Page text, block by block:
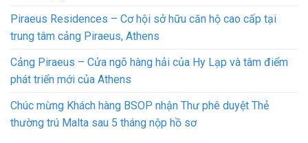
Piraeus Residences – Cơ hội sở hữu căn hộ cao cấp tại
trung tâm cảng Piraeus, Athens
Cảng Piraeus – Cửa ngõ hàng hải của Hy Lạp và tâm điểm
phát triển mới của Athens
Chúc mừng Khách hàng BSOP nhận Thư phê duyệt Thẻ
thường trú Malta sau 5 tháng nộp hồ sơ